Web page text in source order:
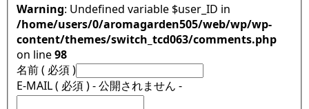
Warning : Undefined variable $user_ID in
/home/users/0/aromagarden505/web/wp/wp-
content/themes/switch_tcd063/comments.php
on line98
名前 ( 必須 )
E-MAIL ( 必須 ) - 公開されません -